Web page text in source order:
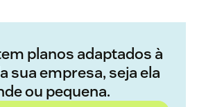
planos adaptados à
sua empresa, seja ela
ou pequena.